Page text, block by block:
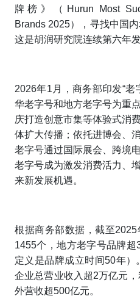
牌榜》（ Hurun Most
Brands 2025），寻找中国
这是胡润研究院连续第六年
2026年1月，商务部印发“老
华老字号和地方老字号为重
庆打造创意市集等体验式消
体扩大传播；依托进博会、
老字号通过国际展会、跨境
老字号成为激发消费活力、
来新发展机遇。
根据商务部数据，截至
1455个，地方老字号品牌
定义是品牌成立时间50年
企业总营业收入超2万亿元
外营收超500亿元。